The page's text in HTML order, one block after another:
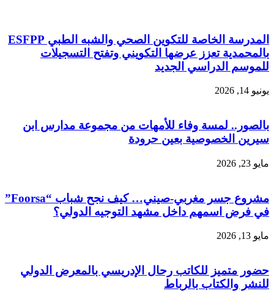
المدرسة الخاصة للتكوين الصحي والشبه الطبي ESFPP
بالمحمدية تعزز عرضها التكويني وتفتح التسجيلات
للموسم الدراسي الجديد
يونيو 14, 2026
بالصور.. لمسة وفاء للأمهات من مجموعة مدارس ابن
سيرين الخصوصية بعين حرودة
مايو 23, 2026
مشروع جسر مغربي-صيني… كيف نجح شباب “Foorsa”
في فرض اسمهم داخل مشهد التوجيه الدولي؟
مايو 13, 2026
حضور متميز للكاتب رحال الإدريسي بالمعرض الدولي
للنشر والكتاب بالرباط